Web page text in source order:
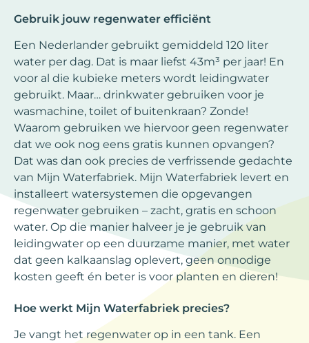
Gebruik jouw regenwater efficiënt
Een Nederlander gebruikt gemiddeld 120 liter
water per dag. Dat is maar liefst 43m³ per jaar! En
voor al die kubieke meters wordt leidingwater
gebruikt. Maar… drinkwater gebruiken voor je
wasmachine, toilet of buitenkraan? Zonde!
Waarom gebruiken we hiervoor geen regenwater
dat we ook nog eens gratis kunnen opvangen?
Dat was dan ook precies de verfrissende gedachte
van Mijn Waterfabriek. Mijn Waterfabriek levert en
installeert watersystemen die opgevangen
regenwater gebruiken – zacht, gratis en schoon
water. Op die manier halveer je je gebruik van
leidingwater op een duurzame manier, met water
dat geen kalkaanslag oplevert, geen onnodige
kosten geeft én beter is voor planten en dieren!
Hoe werkt Mijn Waterfabriek precies?
Je vangt het regenwater op in een tank. Een